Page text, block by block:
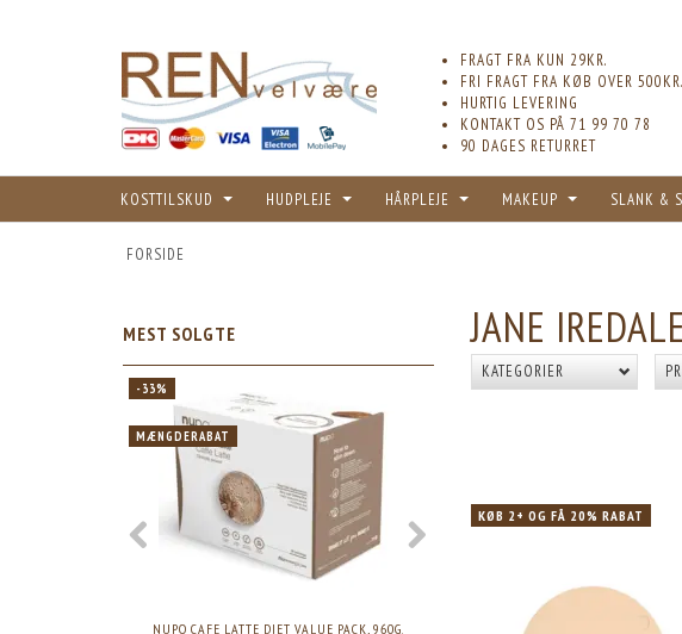
FRAGT FRA KUN 29KR.
FRI FRAGT FRA KØB OVER 500KR.
HURTIG LEVERING
KONTAKT OS PÅ 71 99 70 78
90 DAGES RETURRET
KOSTTILSKUD HUDPLEJE HÅRPLEJE MAKEUP SLANK &
FORSIDE
MEST SOLGTE
-33%
MÆNGDERABAT
NUPO CAFE LATTE DIET VALUE PACK, 960G.
-33%
NUPO CHOCOLATE DIET VALUE PACK,
JANE IREDALE
KATEGORIER
KØB 2+ OG FÅ 20% RABAT